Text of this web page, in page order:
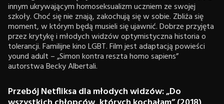
innym ukrywającym homoseksualizm uczniem ze swojej
szkoły. Choć się nie znają, zakochują się w sobie. Zbliża się
moment, w którym będą musieli się ujawnić. Dobrze przyjęta
przez krytykę i młodych widzów optymistyczna historia o
tolerancji. Familijne kino LGBT. Film jest adaptacją powieści
yound adult – „Simon kontra reszta homo sapiens”
autorstwa Becky Albertali.
Przebój Netfliksa dla młodych widzów: „Do